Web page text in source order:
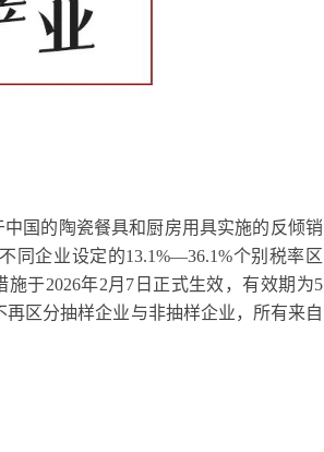
国的陶瓷餐具和厨房用具实施的反倾销
同企业设定的13.1%—36.1%个别税率区
于2026年2月7日正式生效，有效期为5
再区分抽样企业与非抽样企业，所有来自